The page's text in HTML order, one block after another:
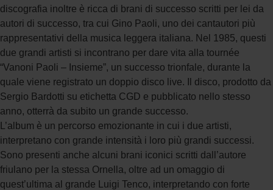
discografia inoltre è ricca di brani di successo scritti per lei da
autori di successo, tra cui Gino Paoli, uno dei cantautori più
rappresentativi della musica leggera italiana. Nel 1985, questi
due grandi artisti si incontrano per dare vita alla tournée
“Vanoni Paoli – Insieme”, un successo trionfale, durante la
quale viene registrato un doppio disco live. Il disco, prodotto da
Sergio Bardotti su etichetta CGD e pubblicato nello stesso
anno, otterrà da subito un grande successo.
L’album è un percorso emozionante in cui i due artisti,
interpretano con grande intensità i loro più grandi successi.
Sono presenti anche alcuni brani iconici scritti dall’autore
friulano per la stessa Ornella, oltre ad un omaggio di
quest’ultima al grande Luigi Tenco, interpretando con forte